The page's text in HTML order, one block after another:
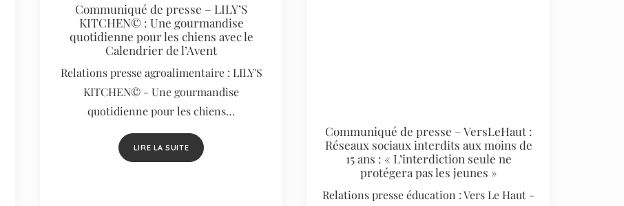
Communiqué de presse – LILY’S
KITCHEN© : Une gourmandise
quotidienne pour les chiens avec le
Calendrier de l’Avent
Relations presse agroalimentaire : LILY'S
KITCHEN© - Une gourmandise
quotidienne pour les chiens…
LIRE LA SUITE
Communiqué de presse – VersLeHaut :
Réseaux sociaux interdits aux moins de
15 ans : « L’interdiction seule ne
protégera pas les jeunes »
Relations presse éducation : Vers Le Haut -